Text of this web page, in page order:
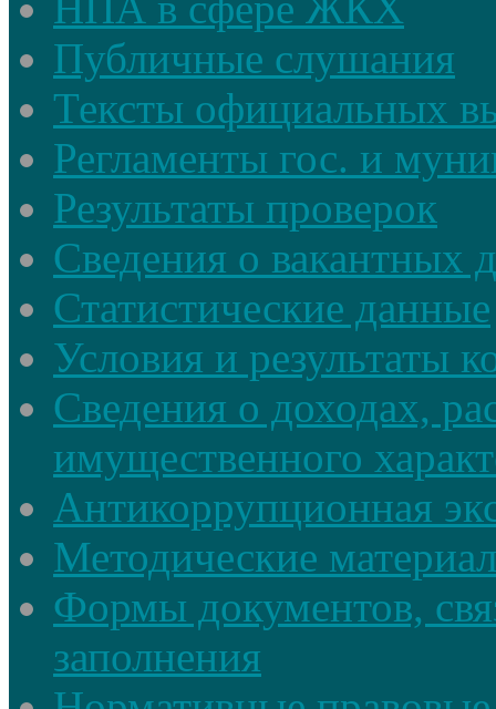
Публичные слушания
Тексты официальных
Регламенты гос. и
Результаты проверок
Сведения о вакантных
Статистические данные
Условия и результаты
Сведения о доходах,
имущественного
Антикоррупционная
Методические
Формы документов,
заполнения